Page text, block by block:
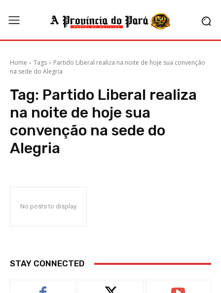
Home Tags
Partido Liberal realiza na noite de hoje sua convenção
na sede do Alegria
Tag: Partido Liberal realiza
na noite de hoje sua
convenção na sede do
Alegria
No posts to display
STAY CONNECTED